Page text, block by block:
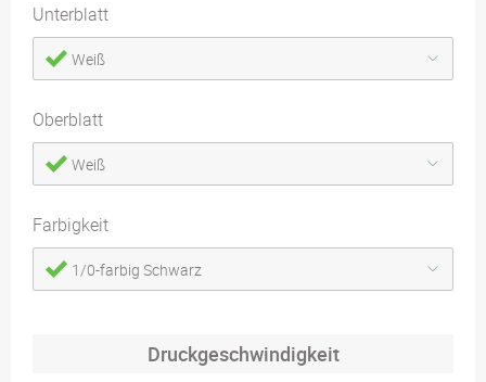
Unterblatt
Weiß
Oberblatt
Weiß
Farbigkeit
1/0-farbig Schwarz
Druckgeschwindigkeit